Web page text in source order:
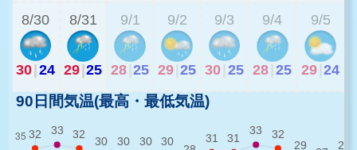
8/30
30|24
8/31
29|25
9/1
28 25
9/2
29 25
9/3
30 25
9/4
28 25
9/5
29 24
90日間気温(最高・最低気温)